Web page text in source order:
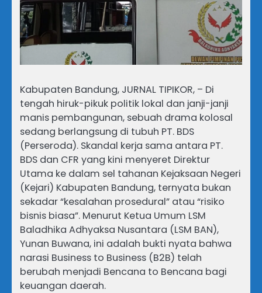
Kabupaten Bandung, JURNAL TIPIKOR, – Di
tengah hiruk-pikuk politik lokal dan janji-janji
manis pembangunan, sebuah drama kolosal
sedang berlangsung di tubuh PT. BDS
(Perseroda). Skandal kerja sama antara PT.
BDS dan CFR yang kini menyeret Direktur
Utama ke dalam sel tahanan Kejaksaan Negeri
(Kejari) Kabupaten Bandung, ternyata bukan
sekadar “kesalahan prosedural” atau “risiko
bisnis biasa”. Menurut Ketua Umum LSM
Baladhika Adhyaksa Nusantara (LSM BAN),
Yunan Buwana, ini adalah bukti nyata bahwa
narasi Business to Business (B2B) telah
berubah menjadi Bencana to Bencana bagi
keuangan daerah.